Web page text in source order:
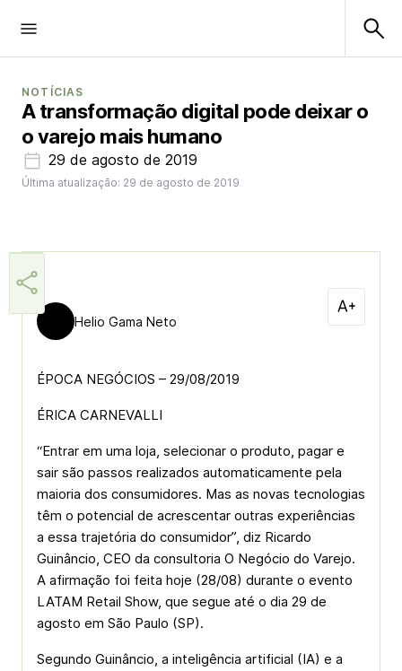
NOTÍCIAS
A transformação digital pode deixar o
o varejo mais humano
29 de agosto de 2019
Última atualização: 29 de agosto de 2019
Helio Gama Neto
ÉPOCA NEGÓCIOS – 29/08/2019
ÉRICA CARNEVALLI
“Entrar em uma loja, selecionar o produto, pagar e
sair são passos realizados automaticamente pela
maioria dos consumidores. Mas as novas tecnologias
têm o potencial de acrescentar outras experiências
a essa trajetória do consumidor”, diz Ricardo
Guinâncio, CEO da consultoria O Negócio do Varejo.
A afirmação foi feita hoje (28/08) durante o evento
LATAM Retail Show, que segue até o dia 29 de
agosto em São Paulo (SP).
Segundo Guinâncio, a inteligência artificial (IA) e a